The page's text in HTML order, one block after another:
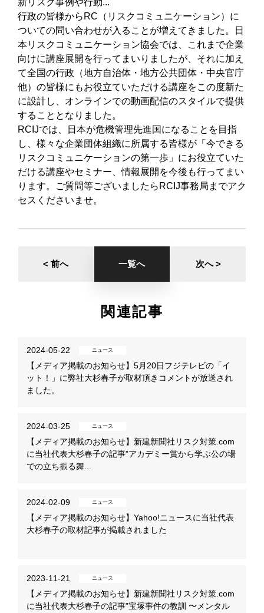
行政の皆様からRC（リスクコミュニケーション）に
ついての問い合わせが入ることが増えてきました。日
本リスクコミュニケーション協会では、これまで企業
向けに講座展開を行ってまいりましたが、それに加え
て全国の行政（地方自治体・地方公共団体・中央官庁
他）の皆様にもお役立ていただける講座をこの度新た
に設計し、オンラインでの動画配信のスタイルで提供
することとなりました。
RCIJでは、日本が危機管理先進国になることを目指
し、様々な企業団体組織に所属する皆様が「今できる
リスクコミュニケーションの第一歩」にお役立ていた
だける講座やセミナー、情報展開を今後も行ってまい
ります。ご質問等ございましたらRCIJ事務局までアク
セスくださいませ。
< 前へ 一覧へ 次へ >
関連記事
2024-05-22 ニュース
【メディア掲載のお知らせ】5月20日フジテレビの「イ
ット！」に弊社大杉春子が取材頂きコメントが放送され
ました。
2024-03-25 ニュース
【メディア掲載のお知らせ】新建新聞社リスク対策.com
に当社代表大杉春子の記事”アカデミー賞から学ぶ公の場
での立ち振る舞...
2024-02-09 ニュース
【メディア掲載のお知らせ】Yahoo!ニュースに当社代表
大杉春子の取材記事が掲載されました
2023-11-21 ニュース
【メディア掲載のお知らせ】新建新聞社リスク対策.com
に当社代表大杉春子の記事”宝塚事件の教訓 〜メンタル